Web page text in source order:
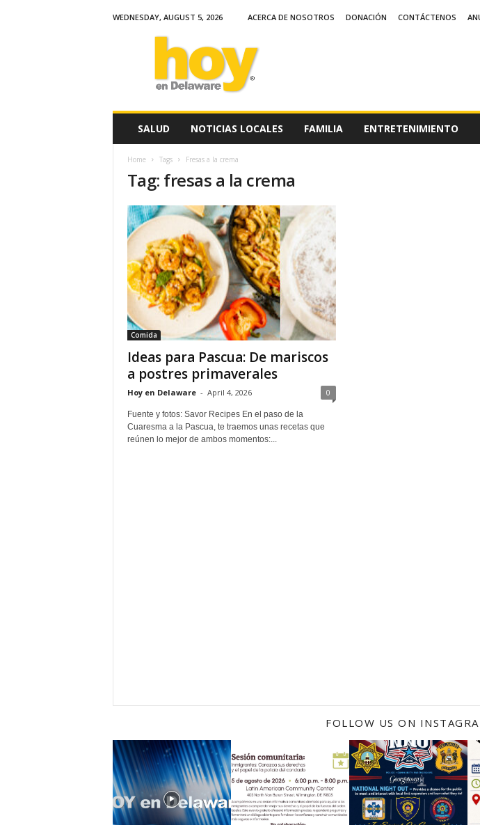
WEDNESDAY, AUGUST 5, 2026 ACERCA DE NOSOTROS DONACIÓN CONTÁCTENOS
SALUD NOTICIAS LOCALES FAMILIA ENTRETENIMIENTO
Home Tags Fresas a la crema
Tag: fresas a la crema
Comida
Ideas para Pascua: De mariscos
a postres primaverales
Hoy en Delaware - April 4, 2026 0
Fuente y fotos: Savor Recipes En el paso de la
Cuaresma a la Pascua, te traemos unas recetas que
reúnen lo mejor de ambos momentos:...
FOLLOW US ON